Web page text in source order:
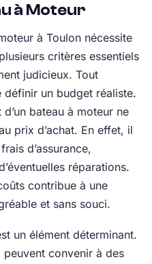
à Moteur
à Toulon nécessite
critères essentiels
judicieux. Tout
définir un budget réaliste.
bateau à moteur ne
prix d’achat. En effet, il
d’assurance,
réparations.
contribue à une
et sans souci.
un élément déterminant.
convenir à des